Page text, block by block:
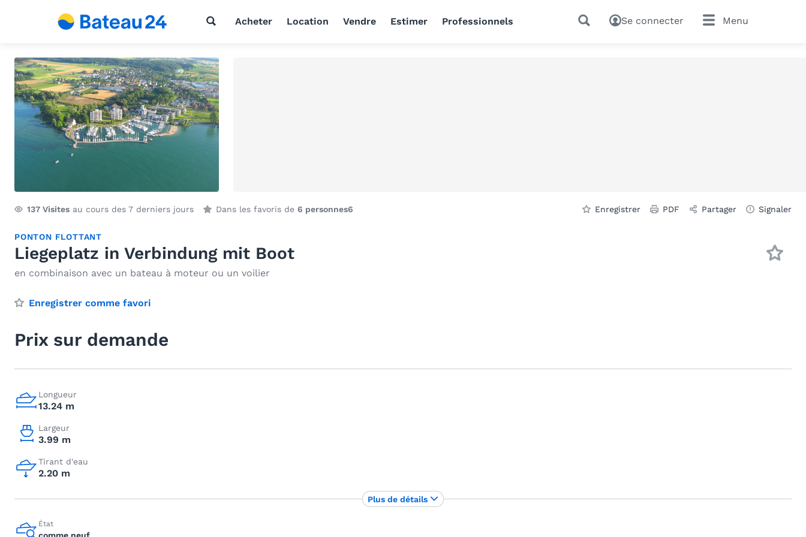
Acheter Location Vendre Estimer Professionnels Se connecter Menu
137 Visites au cours des 7 derniers jours Dans les favoris de 6 personnes6 Enregistrer PDF Partager Signaler
PONTON FLOTTANT
Liegeplatz in Verbindung mit Boot
en combinaison avec un bateau à moteur ou un voilier
Enregistrer comme favori
Prix sur demande
Longueur
13.24 m
Largeur
3.99 m
Tirant d'eau
2.20 m
État
Plus de détails